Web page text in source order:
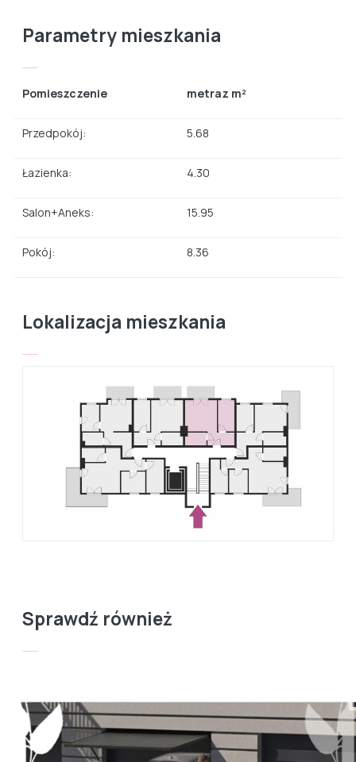
Parametry mieszkania
Pomieszczenie metraz m²
Przedpokój: 5.68
Łazienka: 4.30
Salon+Aneks: 15.95
Pokój: 8.36
Lokalizacja mieszkania
Sprawdź również